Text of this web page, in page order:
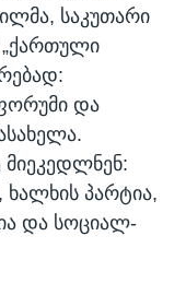
საკუთარი
და
მიეკედლნენ:
ხალხის პარტია,
და სოციალ-